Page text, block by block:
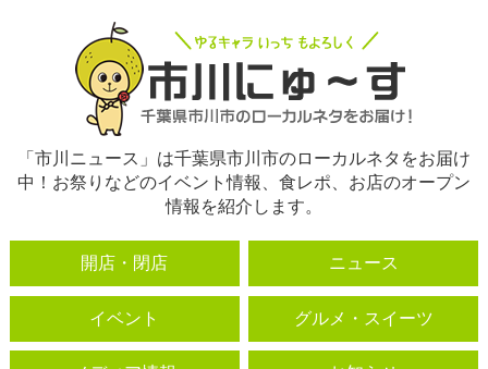
「市川ニュース」は千葉県市川市のローカルネタをお届け
中！お祭りなどのイベント情報、食レポ、お店のオープン
情報を紹介します。
開店・閉店 ニュース
イベント グルメ・スイーツ